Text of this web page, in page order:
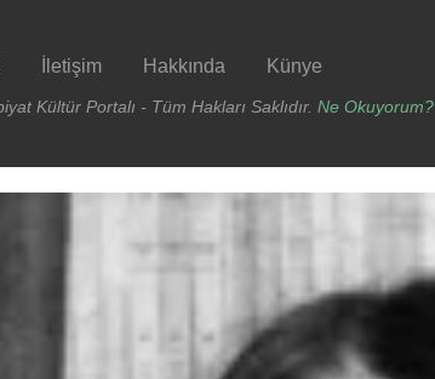
İletişim Hakkında Künye
Kültür Portalı - Tüm Hakları Saklıdır. Ne Okuyorum?